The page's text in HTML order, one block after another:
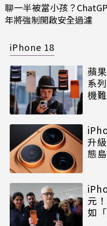
聊一半被當小孩？
年將強制開啟安全過濾
iPhone 18
蘋
系
機
升
態
元
如